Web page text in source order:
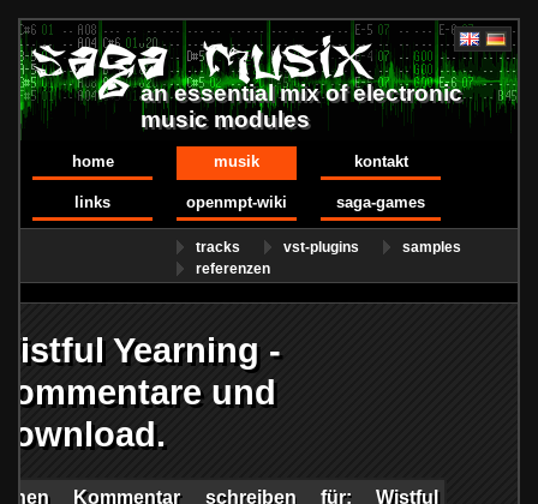
an essential mix of electronic
music modules
home musik kontakt
links openmpt-wiki saga-games
tracks vst-plugins
samples
referenzen
Yearning -
und
Kommentar schreiben für: Wistful